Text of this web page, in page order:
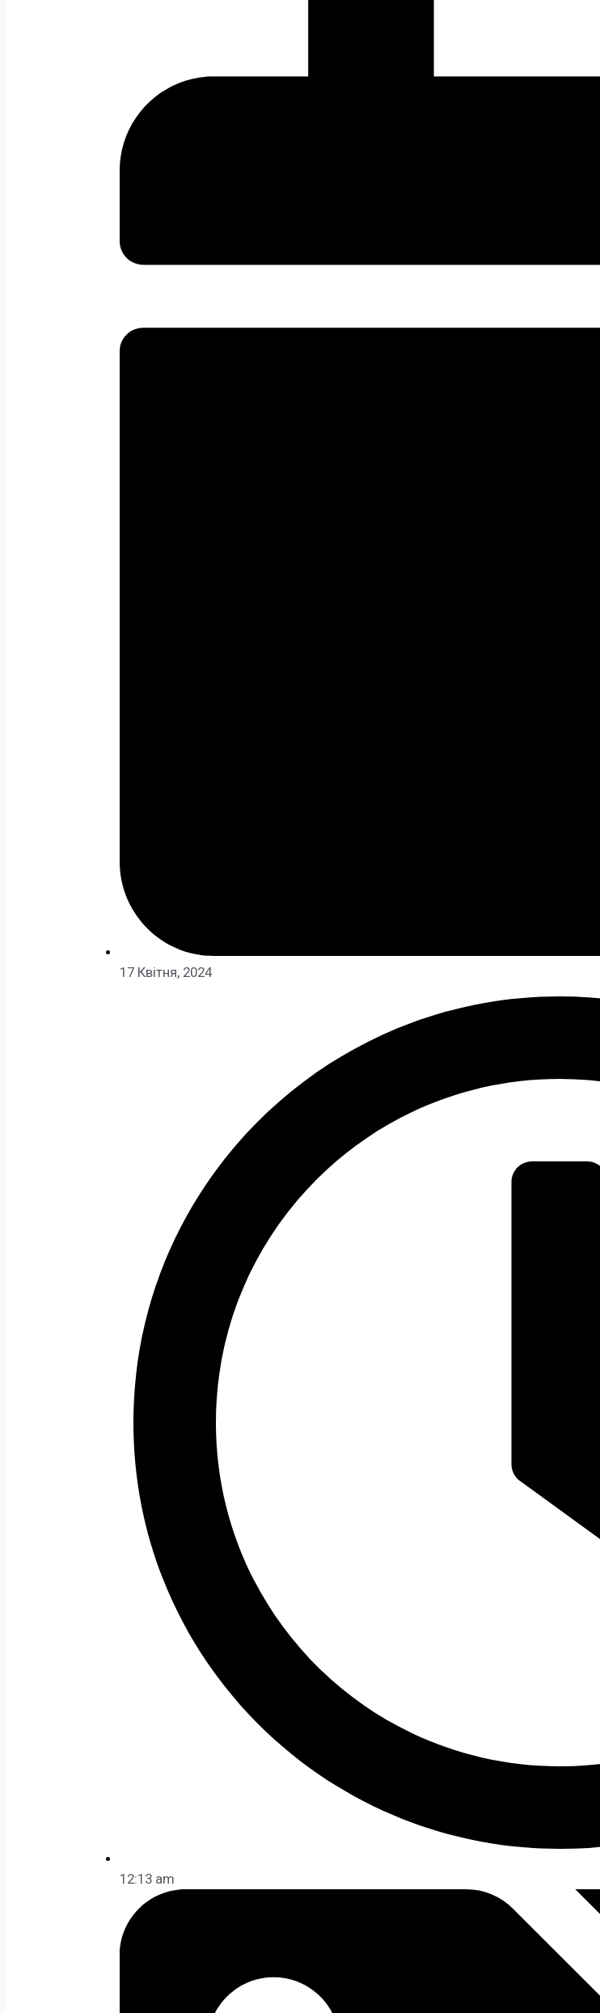
17 Квітня, 2024
12:13 am